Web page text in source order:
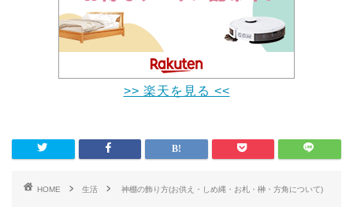
>> 楽天を見る <<
HOME 生活 神棚の飾り方(お供え・しめ縄・お札・榊・方角について)